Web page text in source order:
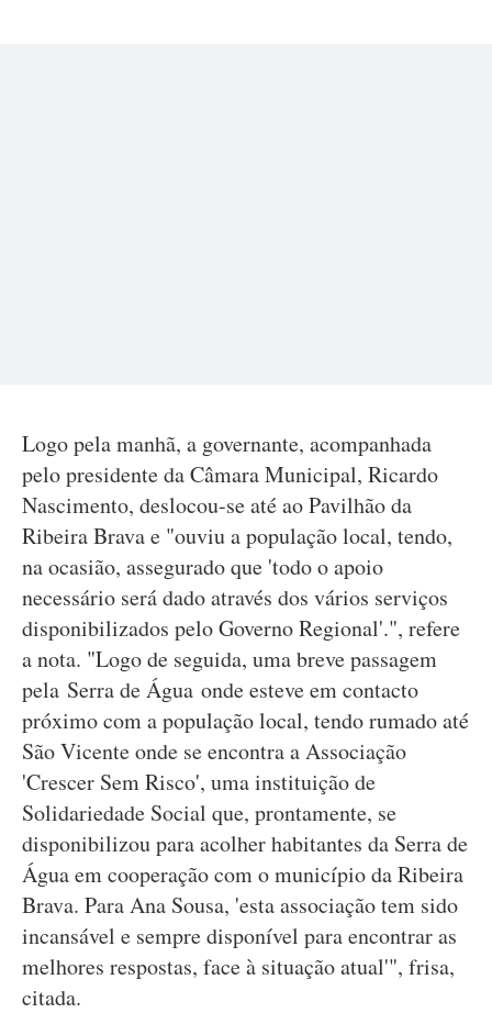
Logo pela manhã, a governante, acompanhada
pelo presidente da Câmara Municipal, Ricardo
Nascimento, deslocou-se até ao Pavilhão da
Ribeira Brava e "ouviu a população local, tendo,
na ocasião, assegurado que 'todo o apoio
necessário será dado através dos vários serviços
disponibilizados pelo Governo Regional'.", refere
a nota. "Logo de seguida, uma breve passagem
pela Serra de Água onde esteve em contacto
próximo com a população local, tendo rumado até
São Vicente onde se encontra a Associação
'Crescer Sem Risco', uma instituição de
Solidariedade Social que, prontamente, se
disponibilizou para acolher habitantes da Serra de
Água em cooperação com o município da Ribeira
Brava. Para Ana Sousa, 'esta associação tem sido
incansável e sempre disponível para encontrar as
melhores respostas, face à situação atual'", frisa,
citada.